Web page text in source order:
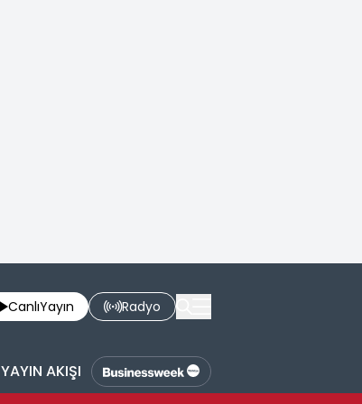
CanlıYayın Radyo
YAYIN AKIŞI